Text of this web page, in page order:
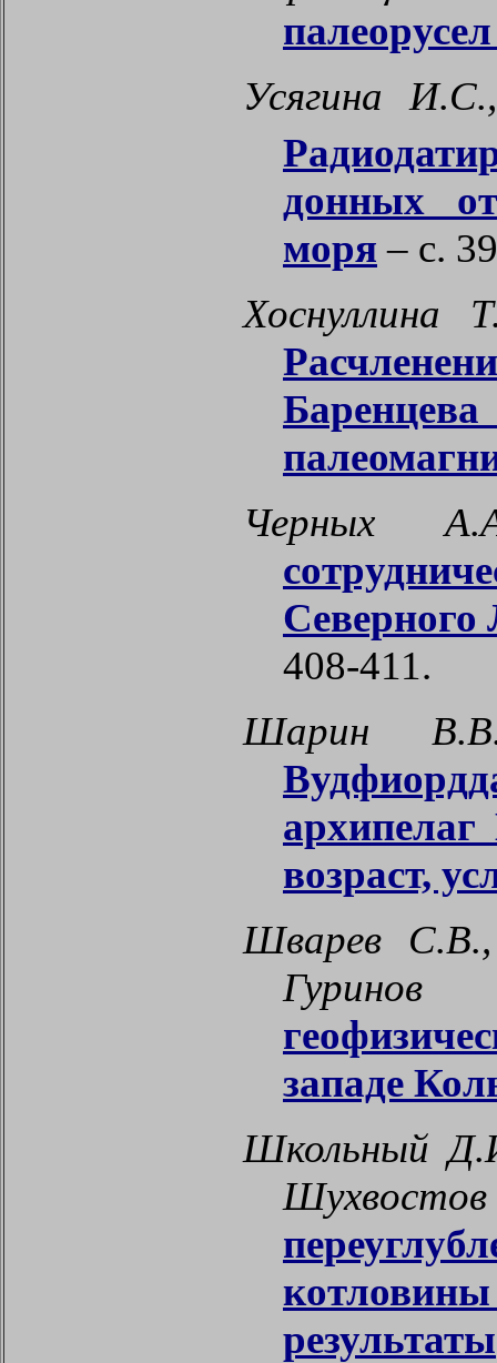
Усягина
донных
моря – с.
Хоснуллина
Черных
Северного
408-411.
Шарин
возраст,
Шварев
западе
Школьный
результаты